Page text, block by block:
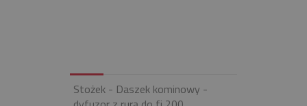
Stożek - Daszek kominowy -